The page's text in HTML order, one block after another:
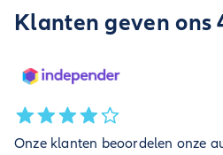
Klanten geven ons
Onze klanten beoordelen onze